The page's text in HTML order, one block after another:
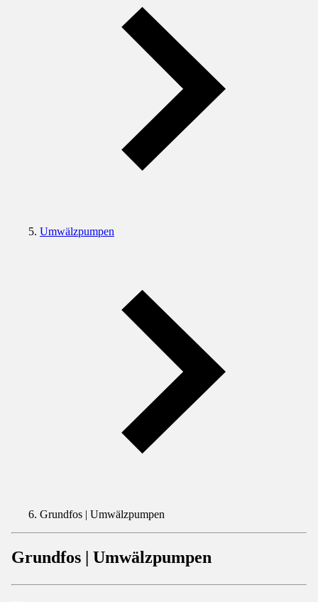
Umwälzpumpen
Grundfos | Umwälzpumpen
Grundfos | Umwälzpumpen